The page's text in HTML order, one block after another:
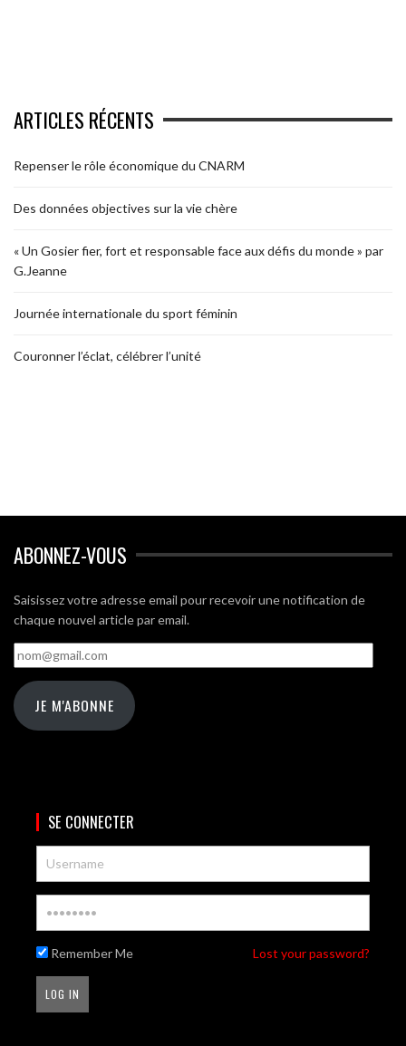
ARTICLES RÉCENTS
Repenser le rôle économique du CNARM
Des données objectives sur la vie chère
« Un Gosier fier, fort et responsable face aux défis du monde » par
G.Jeanne
Journée internationale du sport féminin
Couronner l’éclat, célébrer l’unité
ABONNEZ-VOUS
Saisissez votre adresse email pour recevoir une notification de
chaque nouvel article par email.
nom@gmail.com
JE M'ABONNE
SE CONNECTER
Remember Me Lost your password?